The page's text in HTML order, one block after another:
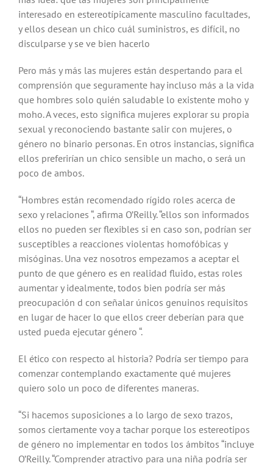
interesado en estereotípicamente masculino facultades,
y ellos desean un chico cuál suministros, es difícil, no
disculparse y se ve bien hacerlo
Pero más y más las mujeres están despertando para el
comprensión que seguramente hay incluso más a la vida
que hombres solo quién saludable lo existente moho y
moho. A veces, esto significa mujeres explorar su propia
sexual y reconociendo bastante salir con mujeres, o
género no binario personas. En otros instancias, significa
ellos preferirían un chico sensible un macho, o será un
poco de ambos.
“Hombres están recomendado rígido roles acerca de
sexo y relaciones “, afirma O’Reilly. “ellos son informados
ellos no pueden ser flexibles si en caso son, podrían ser
susceptibles a reacciones violentas homofóbicas y
misóginas. Una vez nosotros empezamos a aceptar el
punto de que género es en realidad fluido, estas roles
aumentar y idealmente, todos bien podría ser más
preocupación d con señalar únicos genuinos requisitos
en lugar de hacer lo que ellos creer deberían para que
usted pueda ejecutar género “.
El ético con respecto al historia? Podría ser tiempo para
comenzar contemplando exactamente qué mujeres
quiero solo un poco de diferentes maneras.
“Si hacemos suposiciones a lo largo de sexo trazos,
somos ciertamente voy a tachar porque los estereotipos
de género no implementar en todos los ámbitos “incluye
O’Reilly. “Comprender atractivo para una niña podría ser